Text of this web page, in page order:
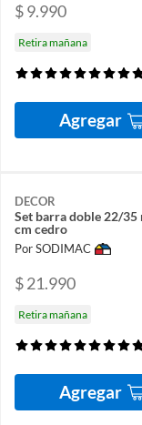
$ 9.990
Retira mañana
Agregar
DECOR
Set barra doble 22/35
cm cedro
Por SODIMAC
$ 21.990
Retira mañana
Agregar